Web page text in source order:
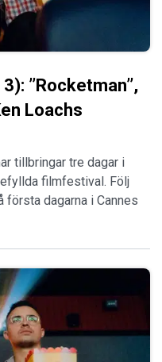
’’Rocketman’’,
Loachs
tillbringar tre dagar i
filmfestival. Följ
första dagarna i Cannes